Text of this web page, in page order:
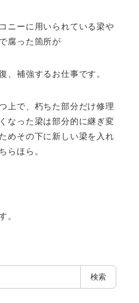
ニーに用いられている梁や
腐った箇所が
、補強するお仕事です。
上で、朽ちた部分だけ修理
なった梁は部分的に継ぎ変
めその下に新しい梁を入れ
らほら。
。
検索